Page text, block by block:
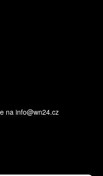
na info@wn24.cz